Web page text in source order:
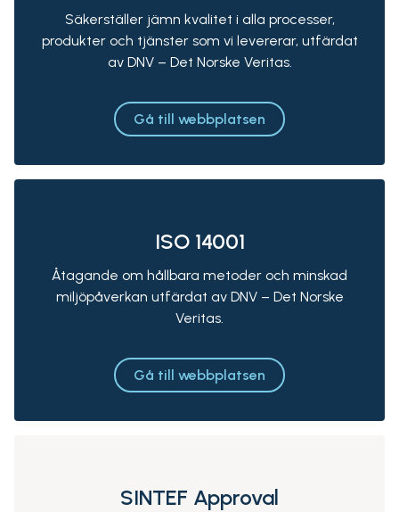
Säkerställer jämn kvalitet i alla processer,
produkter och tjänster som vi levererar, utfärdat
av DNV – Det Norske Veritas.
Gå till webbplatsen
ISO 14001
Åtagande om hållbara metoder och minskad
miljöpåverkan utfärdat av DNV – Det Norske
Veritas.
Gå till webbplatsen
SINTEF Approval